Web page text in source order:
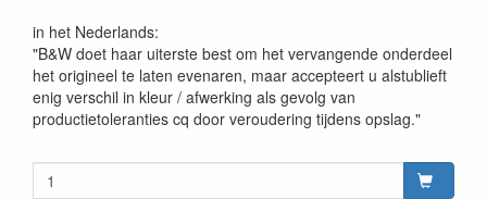
in het Nederlands:
"B&W doet haar uiterste best om het vervangende onderdeel
het origineel te laten evenaren, maar accepteert u alstublieft
enig verschil in kleur / afwerking als gevolg van
productietoleranties cq door veroudering tijdens opslag."